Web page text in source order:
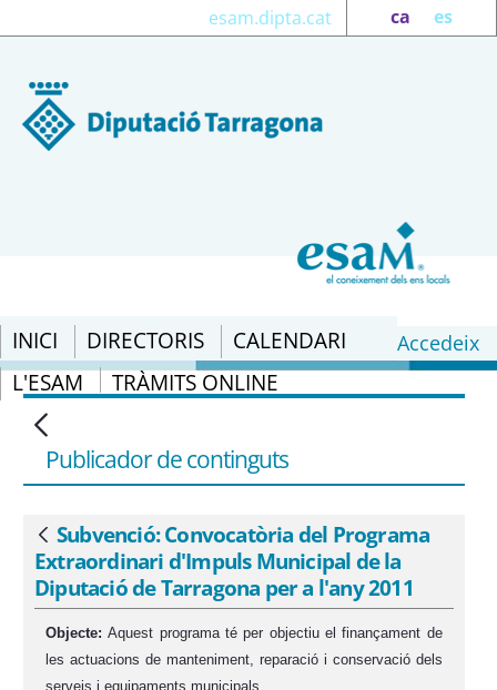
ca es
esam.dipta.cat
INICI DIRECTORIS
CALENDARI
L'ESAM
TRÀMITS ONLINE
Accedeix
Subvenció: Convocatòria del Programa
Extraordinari d&#39;Impuls Municipal
de la Diputació de Tarragona per a
l&#39;any 2011 - eSAM
Publicador de continguts
Vés enrere
Subvenció: Convocatòria del Programa
Extraordinari d'Impuls Municipal de la
Diputació de Tarragona per a l'any 2011
Objecte:Aquest programa té per objectiu el finançament de
les actuacions de manteniment, reparació i conservació dels
serveis i equipaments municipals.